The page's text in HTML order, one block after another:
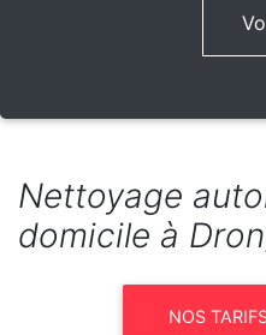
Nettoyage
domicile à
NOS